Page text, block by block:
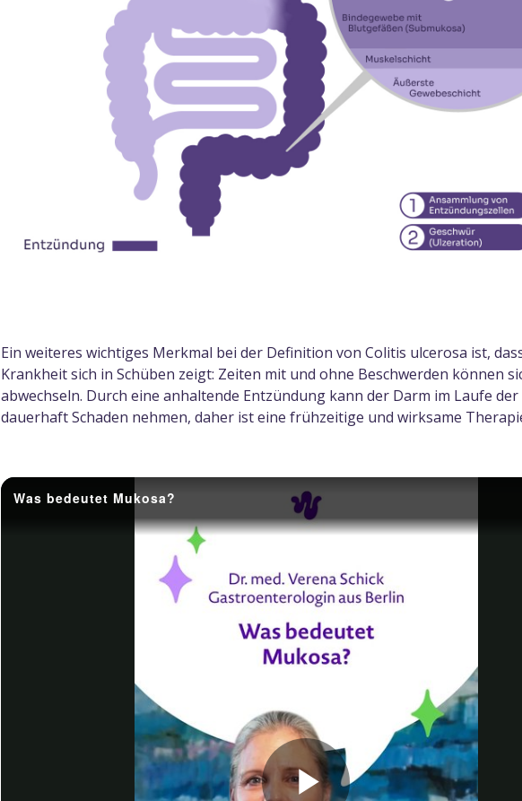
Ein weiteres wichtiges Merkmal bei der Definition von Colitis ulcerosa ist,
Krankheit sich in Schüben zeigt: Zeiten mit und ohne Beschwerden können
abwechseln. Durch eine anhaltende Entzündung kann der Darm im Laufe
dauerhaft Schaden nehmen, daher ist eine frühzeitige und wirksame
Was bedeutet Mukosa?